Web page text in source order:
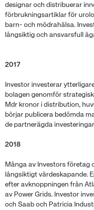
designar och distribuerar
förbrukningsartiklar för
barn- och mödrahälsa.
långsiktig och ansvarsfull
2017
Investor investerar
bolagen genomför
Mdr kronor i distribution,
börjar publicera bedömda
de partnerägda
2018
Många av Investors företag
långsiktigt värdeskapande.
efter avknoppningen från
av Power Grids. Investor
och Saab och Patricia